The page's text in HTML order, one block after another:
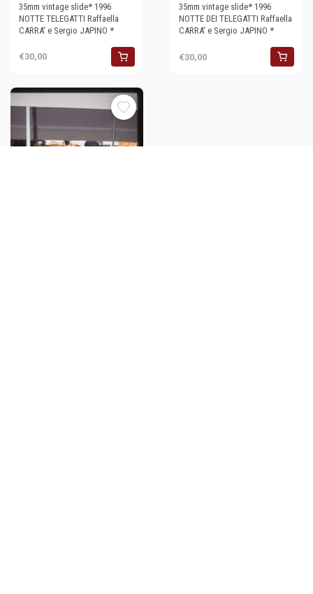
35mm vintage slide* 1996
NOTTE TELEGATTI Raffaella
CARRA' e Sergio JAPINO *
€30,00
35mm vintage slide* 1996
NOTTE DEI TELEGATTI Raffaella
CARRA' e Sergio JAPINO *
€30,00